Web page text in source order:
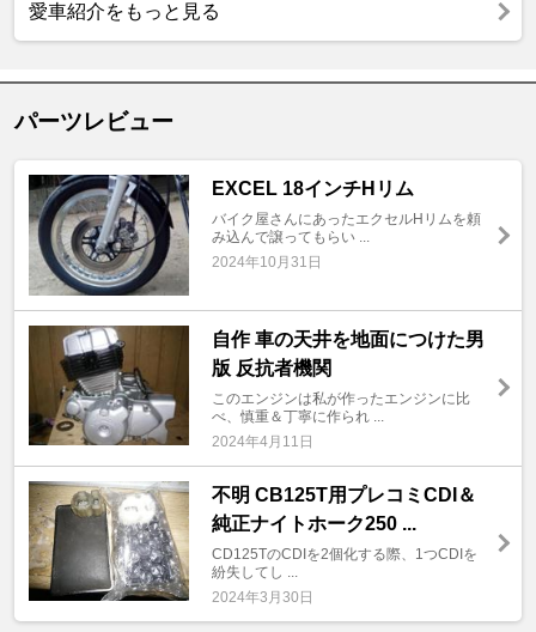
愛車紹介をもっと見る
パーツレビュー
EXCEL 18インチHリム
バイク屋さんにあったエクセルHリムを頼
み込んで譲ってもらい ...
2024年10月31日
自作 車の天井を地面につけた男
版 反抗者機関
このエンジンは私が作ったエンジンに比
べ、慎重＆丁寧に作られ ...
2024年4月11日
不明 CB125T用プレコミCDI＆
純正ナイトホーク250 ...
CD125TのCDIを2個化する際、1つCDIを
紛失してし ...
2024年3月30日